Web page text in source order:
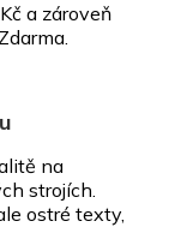
a zároveň
na
strojích.
ostré texty,